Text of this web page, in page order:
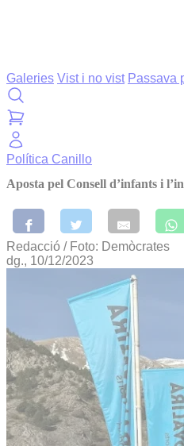
Galeries Vist i no vist Passava
Política Canillo
Aposta pel Consell d’infants i
Redacció / Foto: Demòcrates
dg., 10/12/2023